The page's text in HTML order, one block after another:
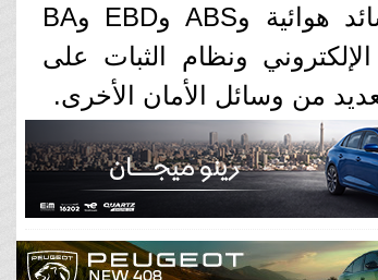
وسائد هوائيةتقدم السيارة مع 7 وسائد هوائية وABS وEBD وBA
ونظام الثبات على
من وسائل الأمان الأخرى.